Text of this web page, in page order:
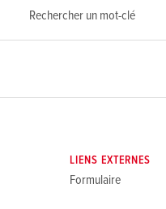
LIENS EXTERNES
Formulaire